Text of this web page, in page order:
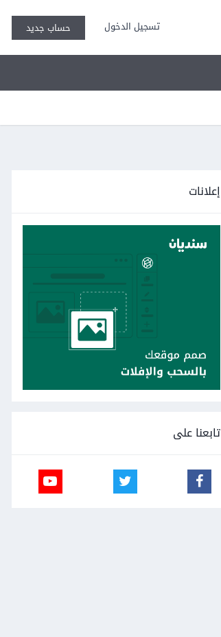
تسجيل الدخول حساب جديد
إعلانات
تابعنا على